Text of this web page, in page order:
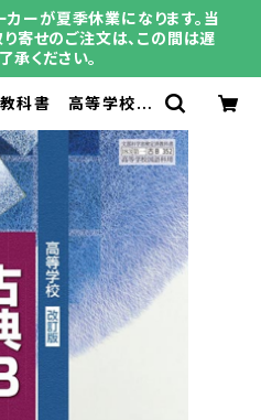
ーが夏季休業になります。当
寄せのご注文は、この間は遅
承ください。
SK
| 育之書店（いく
てん）